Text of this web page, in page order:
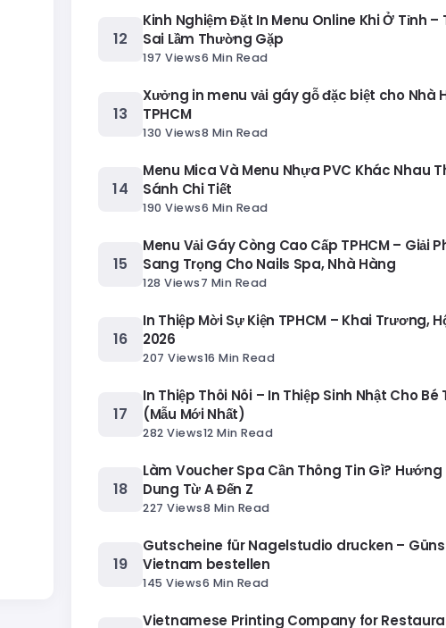
Kinh Nghiệm Đặt In Menu Online Khi Ở Tỉnh –
Sai Lầm Thường Gặp
197 Views6 Min Read
Xưởng in menu vải gáy gỗ đặc biệt cho Nhà
TPHCM
130 Views8 Min Read
Menu Mica Và Menu Nhựa PVC Khác Nhau
Sánh Chi Tiết
190 Views6 Min Read
Menu Vải Gáy Còng Cao Cấp TPHCM – Giải
Sang Trọng Cho Nails Spa, Nhà Hàng
128 Views7 Min Read
In Thiệp Mời Sự Kiện TPHCM – Khai Trương,
2026
207 Views16 Min Read
In Thiệp Thôi Nôi – In Thiệp Sinh Nhật Cho Bé
(Mẫu Mới Nhất)
282 Views12 Min Read
Làm Voucher Spa Cần Thông Tin Gì? Hướng
Dung Từ A Đến Z
227 Views8 Min Read
Gutscheine für Nagelstudio drucken –
Vietnam bestellen
145 Views6 Min Read
Vietnamese Printing Company for